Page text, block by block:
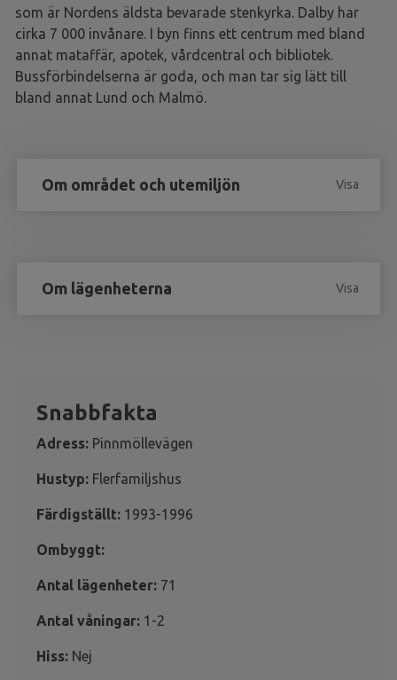
som är Nordens äldsta bevarade stenkyrka. Dalby har
cirka 7 000 invånare. I byn finns ett centrum med bland
annat mataffär, apotek, vårdcentral och bibliotek.
Bussförbindelserna är goda, och man tar sig lätt till
bland annat Lund och Malmö.
Om området och utemiljön Visa
Om lägenheterna Visa
Snabbfakta
Adress: Pinnmöllevägen
Hustyp: Flerfamiljshus
Färdigställt: 1993-1996
Ombyggt:
Antal lägenheter: 71
Antal våningar: 1-2
Hiss: Nej